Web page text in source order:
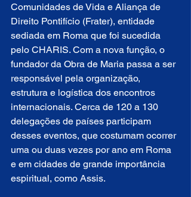
Comunidades de Vida e Aliança de
Direito Pontifício (Frater), entidade
sediada em Roma que foi sucedida
pelo CHARIS. Com a nova função, o
fundador da Obra de Maria passa a ser
responsável pela organização,
estrutura e logística dos encontros
internacionais. Cerca de 120 a 130
delegações de países participam
desses eventos, que costumam ocorrer
uma ou duas vezes por ano em Roma
e em cidades de grande importância
espiritual, como Assis.